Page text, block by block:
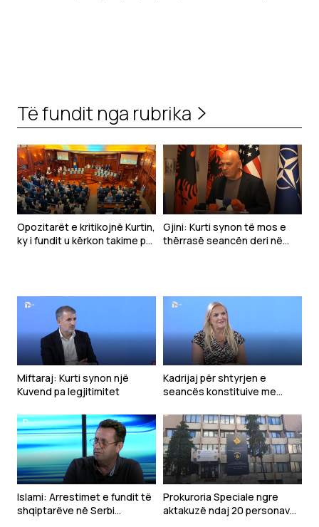
Të fundit nga rubrika
Opozitarët e kritikojnë Kurtin,
ky i fundit u kërkon takime për
Gjini: Kurti synon të mos e
thërrasë seancën deri në
Miftaraj: Kurti synon një
Kuvend pa legjitimitet
Kadrijaj për shtyrjen e
seancës konstituive me
pakuptueshme
Islami: Arrestimet e fundit të
shqiptarëve në Serbi
Prokuroria Speciale ngre
aktakuzë ndaj 20 personave